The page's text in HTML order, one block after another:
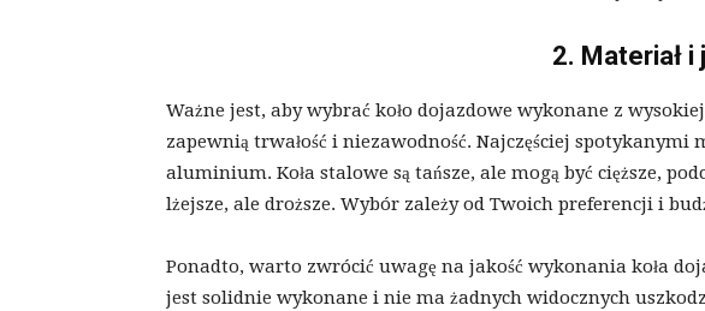
2. Materiał
Ważne jest, aby wybrać koło dojazdowe wykonane z
zapewnią trwałość i niezawodność. Najczęściej spotykanymi
aluminium. Koła stalowe są tańsze, ale mogą być cięższe,
lżejsze, ale droższe. Wybór zależy od Twoich preferencji i
Ponadto, warto zwrócić uwagę na jakość wykonania koła
jest solidnie wykonane i nie ma żadnych widocznych